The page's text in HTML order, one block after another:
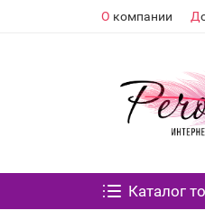
О компании Д
Каталог